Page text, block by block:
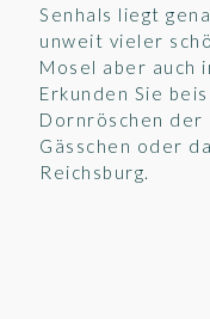
Senhals liegt
unweit vieler
Mosel aber auch
Erkunden Sie
Dornröschen der
Gässchen oder
Reichsburg.